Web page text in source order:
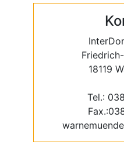
18119
Tel.: